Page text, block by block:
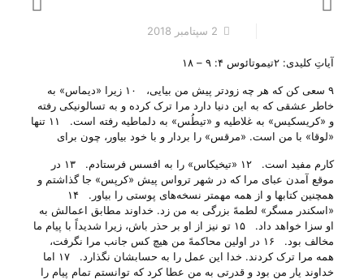
2 سپتامبر 2018
آیاتِ کلیدی: ۲تیموتائوس ۴: ۹ – ۱۸
۹ سعی کن که هر چه زودتر پیش من بیایی، ۱۰ زیرا «دیماس» به
خاطر عشقی که به این دنیا دارد مرا ترک کرده و به تسالونیکی رفته
و «کریسکیس» به غلاطیه و «تیطُس» به دلماطیه رفته است‌. ۱۱ تنها
«لوقا» با من است‌. «مرقس» را بردار و با خود بیاور، چون برای
کارم مفید است‌. ۱۲ «تیخیکاس» را به افسس فرستادم‌. ۱۳ در
موقع آمدن عبای مرا که در شهر ترواس پیش «کرپس» جا گذاشتم و
همچنین کتابها و از همه مهمتر نسخه‌های پوستی را بیاور‌. ۱۴
«اسکندر مسگر» لطمهً بزرگی به من زد‌. خداوند مطابق اعمالش به
او سزا خواهد داد‌. ۱۵ تو نیز از او بر حذر باش، زیرا شدیداً با پیام ما
مخالف بود‌. ۱۶ در اولین محاکمهً من هیچ کس جانب مرا نگرفت،
همه مرا ترک کردند‌. خدا این عمل را به حسابشان نگذارد‌. ۱۷ اما
خداوند یار من بود و قدرتی به من عطا کرد که توانستم تمام پیام را